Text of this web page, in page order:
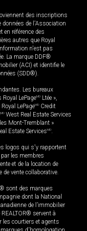
des inscriptions
de l'Association
en référence des
autres que Royal
n'est pas
La marque DDF®
(ACI) et identifie le
(SDD®).
Les bureaux
LePageMD Ltée »,
Royal LePageMD Credit
MD West Real Estate Services
Mont-Tremblant »
Estate ServicesMD.
logos qui s'y rapportent
les membres
et de la location de
vente collaborative.
sont des marques
dont la National
de l’immobilier
servent à
courtiers et agents